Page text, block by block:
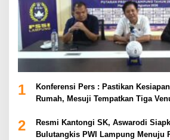
1
Konferensi Pers : Pastikan
Rumah, Mesuji Tempatkan Tiga
2
Resmi Kantongi SK, Aswarodi
Bulutangkis PWI Lampung Menuju